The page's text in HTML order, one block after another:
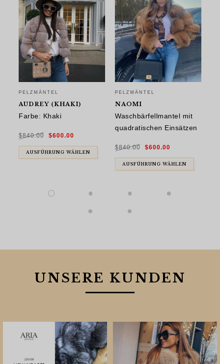
PELZMÄNTEL
AUDREY (KHAKI)
Farbe: Khaki
$840.00 Preis
$840.00
$600.00
$600.00.
AUSFÜHRUNG WÄHLEN
PELZMÄNTEL
NAOMI
Waschbärfellmantel mit
quadratischen Einsätzen
$840.00 Preis
$840.00
$600.00
$600.00.
AUSFÜHRUNG WÄHLEN
UNSERE KUNDEN